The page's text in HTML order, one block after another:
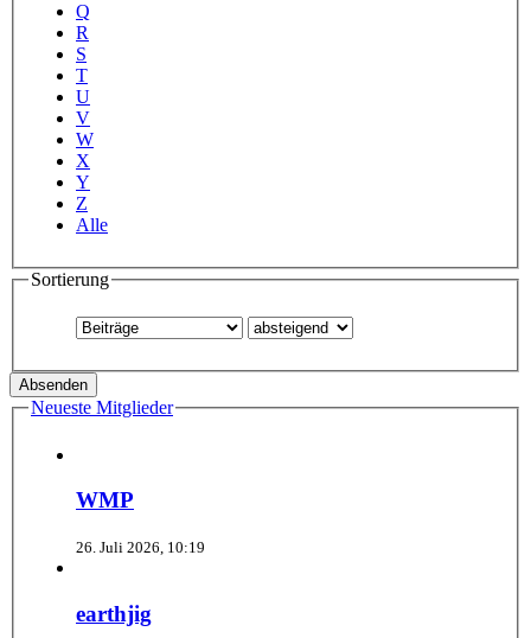
Q
R
S
T
U
V
W
X
Y
Z
Alle
Sortierung
Neueste Mitglieder
WMP
26. Juli 2026, 10:19
earthjig